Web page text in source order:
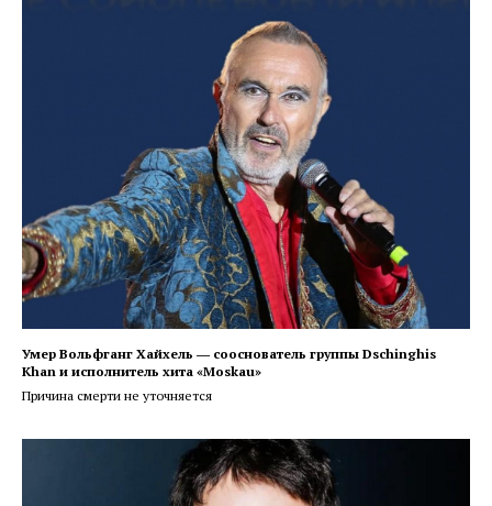
Умер Вольфганг Хайхель ― сооснователь группы Dschinghis
Khan и исполнитель хита «Moskau»
Причина смерти не уточняется